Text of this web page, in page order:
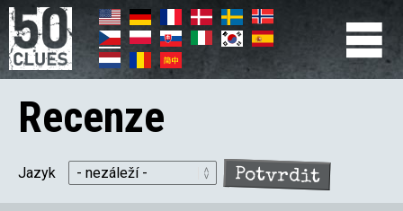
Přejít
hlavnímu
obsahu
Primær
navigation
Recenze
Jazyk